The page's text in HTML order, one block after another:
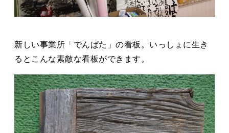
新しい事業所「でんぱた」の看板。いっしょに生き
るとこんな素敵な看板ができます。